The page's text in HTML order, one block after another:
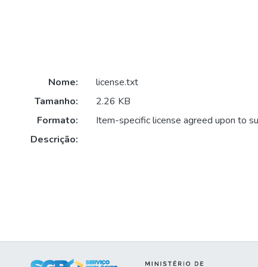
Nome:
license.txt
Tamanho:
2.26 KB
Formato:
Item-specific license agreed upon to
Descrição: